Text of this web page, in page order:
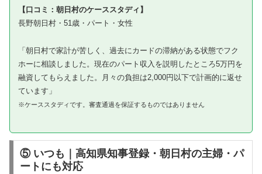
【口コミ：朝日村のケーススタディ】
長野朝日村・51歳・パート・女性
「朝日村で家計が苦しく、過去にカードの滞納がある状態でフク
ホーに相談しました。現在のパート収入を説明したところ5万円を
融資してもらえました。月々の負担は2,000円以下で計画的に返せ
ています」
※ケーススタディです。審査通過を保証するものではありません
⑤ いつも｜高知県知事登録・朝日村の主婦・パ
ートにも対応